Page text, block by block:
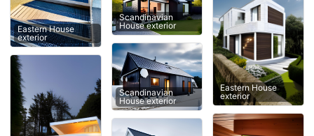
Eastern House
exterior
Scandinavian
House exterior
Scandinavian
House exterior
Eastern House
exterior